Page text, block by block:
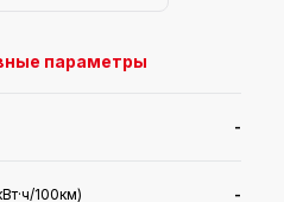
параметры
-
100км) -